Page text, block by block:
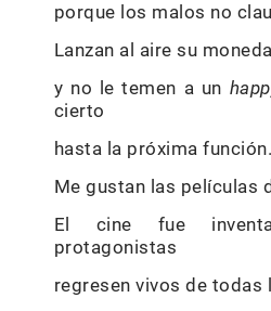
porque los malos no
Lanzan al aire su
y no le temen a un
cierto
hasta la próxima función.
Me gustan las películas
El cine fue
protagonistas
regresen vivos de todas